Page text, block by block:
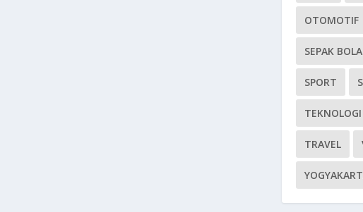
OTOMOTIF
SEPAK BOLA
SPORT
TEKNOLOGI
TRAVEL